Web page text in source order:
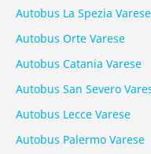
Autobus La Spezia Varese
Autobus Orte Varese
Autobus Catania Varese
Autobus San Severo
Autobus Lecce Varese
Autobus Palermo Varese